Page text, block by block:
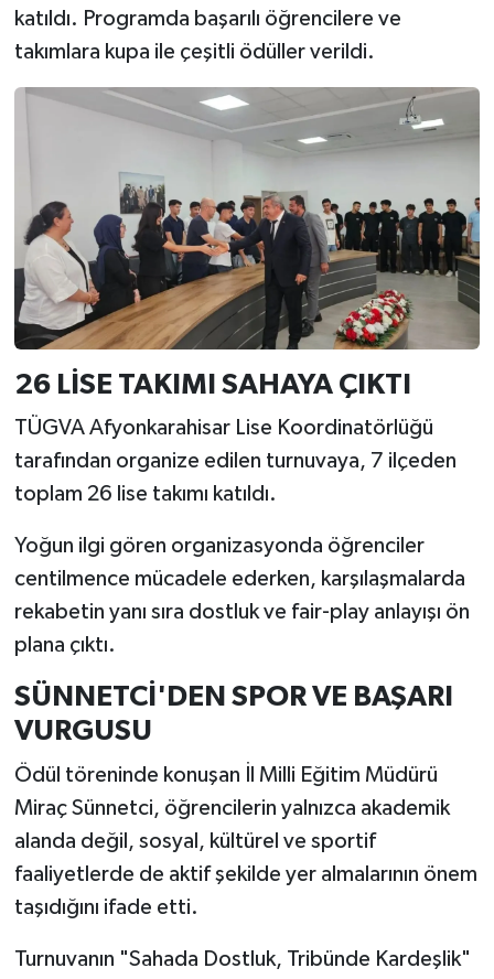
katıldı. Programda başarılı öğrencilere ve
takımlara kupa ile çeşitli ödüller verildi.
26 LİSE TAKIMI SAHAYA ÇIKTI
TÜGVA Afyonkarahisar Lise Koordinatörlüğü
tarafından organize edilen turnuvaya, 7 ilçeden
toplam 26 lise takımı katıldı.
Yoğun ilgi gören organizasyonda öğrenciler
centilmence mücadele ederken, karşılaşmalarda
rekabetin yanı sıra dostluk ve fair-play anlayışı ön
plana çıktı.
SÜNNETCİ'DEN SPOR VE BAŞARI
VURGUSU
Ödül töreninde konuşan İl Milli Eğitim Müdürü
Miraç Sünnetci, öğrencilerin yalnızca akademik
alanda değil, sosyal, kültürel ve sportif
faaliyetlerde de aktif şekilde yer almalarının önem
taşıdığını ifade etti.
Turnuvanın "Sahada Dostluk, Tribünde Kardeşlik"